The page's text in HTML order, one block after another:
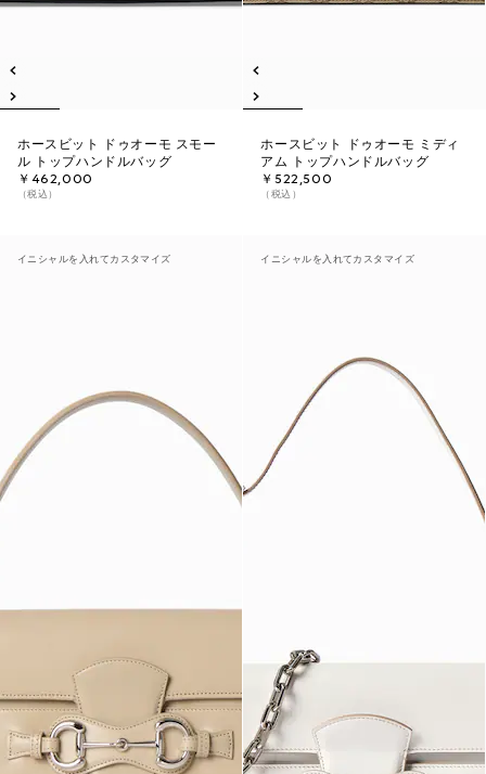
ホースビット ドゥオーモ スモー
ル トップハンドルバッグ
￥462,000
（税込）
ホースビット ドゥオーモ ミディ
アム トップハンドルバッグ
￥522,500
（税込）
イニシャルを入れてカスタマイズ イニシャルを入れてカスタマイズ